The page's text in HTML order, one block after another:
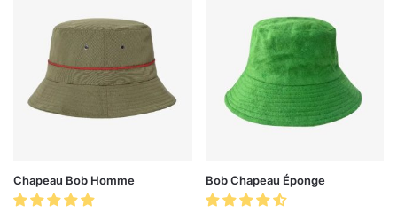
Chapeau Bob Homme Bob Chapeau Éponge